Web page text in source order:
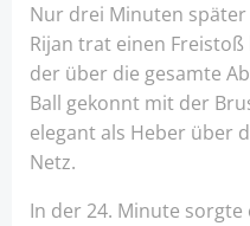
Nur drei Minuten
Rijan trat einen
der über die gesamte
Ball gekonnt mit der
elegant als Heber über
Netz.
In der 24. Minute